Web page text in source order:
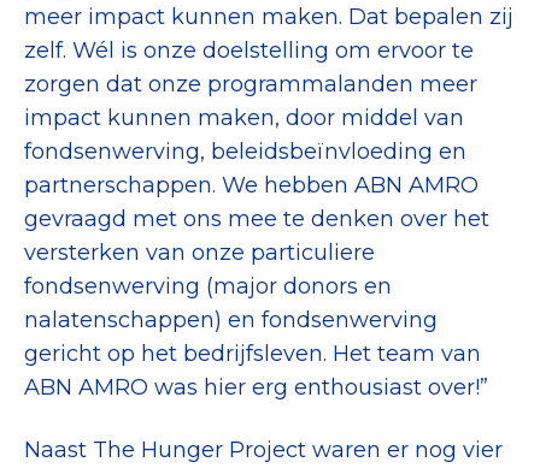
Nieuws
Over het CBF
Veelgestelde vragen
Register Erkende Donatieplatformen
meer impact kunnen maken. Dat bepalen zij
zelf. Wél is onze doelstelling om ervoor te
zorgen dat onze programmalanden meer
impact kunnen maken, door middel van
fondsenwerving, beleidsbeïnvloeding en
partnerschappen. We hebben ABN AMRO
gevraagd met ons mee te denken over het
versterken van onze particuliere
fondsenwerving (major donors en
nalatenschappen) en fondsenwerving
gericht op het bedrijfsleven. Het team van
ABN AMRO was hier erg enthousiast over!”
Naast The Hunger Project waren er nog vier